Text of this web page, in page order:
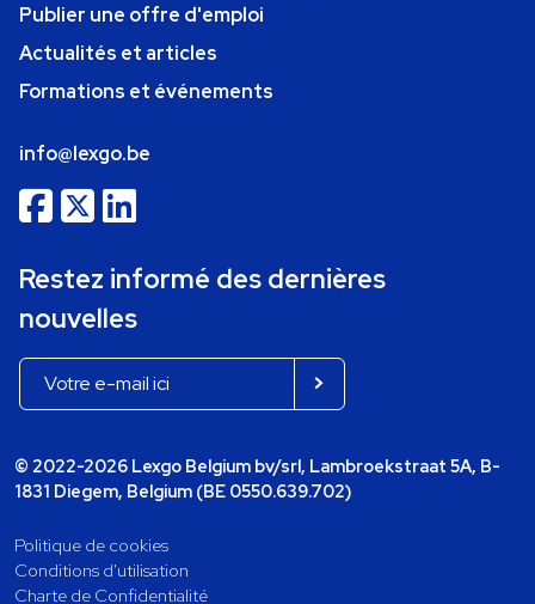
Publier une offre d'emploi
Actualités et articles
Formations et événements
info@lexgo.be
Restez informé des dernières
nouvelles
© 2022-2026 Lexgo Belgium bv/srl, Lambroekstraat 5A, B-
1831 Diegem, Belgium (BE 0550.639.702)
Politique de cookies
Conditions d'utilisation
Charte de Confidentialité